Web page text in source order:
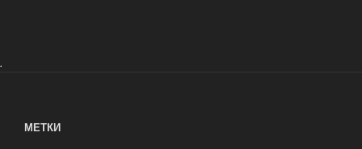
.
МЕТКИ